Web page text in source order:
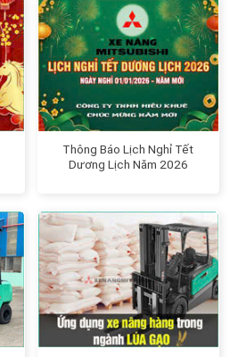
Thông Báo Lịch Nghỉ Tết
Dương Lịch Năm 2026